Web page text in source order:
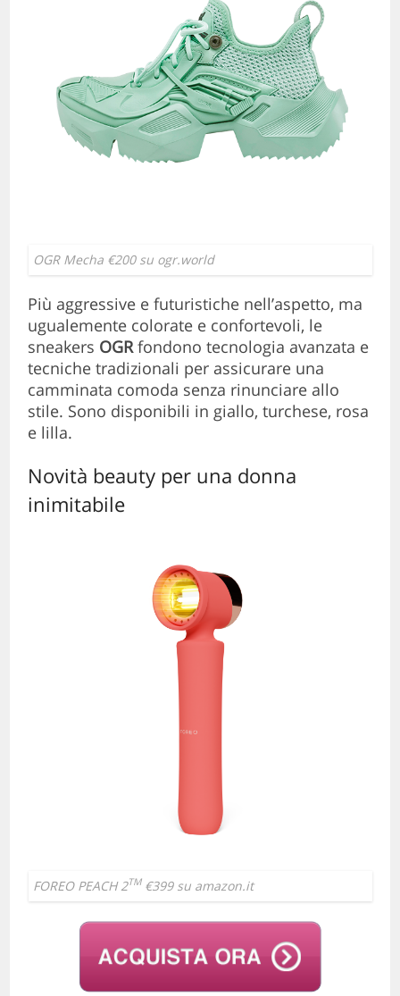
OGR Mecha €200 su ogr.world
Più aggressive e futuristiche nell’aspetto, ma
ugualemente colorate e confortevoli, le
sneakers OGR fondono tecnologia avanzata e
tecniche tradizionali per assicurare una
camminata comoda senza rinunciare allo
stile. Sono disponibili in giallo, turchese, rosa
e lilla.
Novità beauty per una donna
inimitabile
FOREO PEACH 2TM€399 su amazon.it